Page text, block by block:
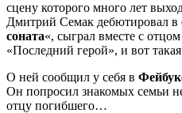
сцену которого много лет
Дмитрий Семак дебютировал в
соната«, сыграл вместе с
«Последний герой», и вот
О ней сообщил у себя в
Он попросил знакомых семьи
отцу погибшего…